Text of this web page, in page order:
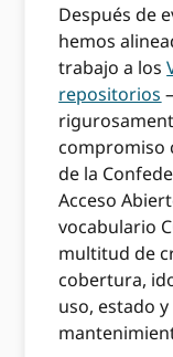
Después de
hemos
trabajo a los
repositorios
compromiso
de la
Acceso
vocabulario
multitud de
cobertura,
uso, estado